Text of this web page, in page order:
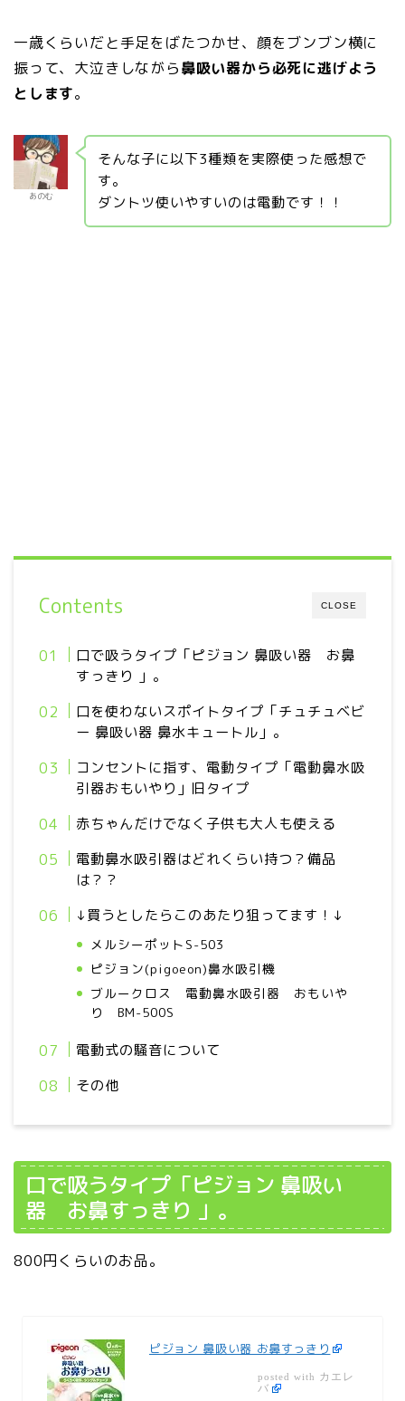
一歳くらいだと手足をばたつかせ、顔をブンブン横に
振って、大泣きしながら鼻吸い器から必死に逃げよう
とします。
あのむ
そんな子に以下3種類を実際使った感想で
す。
ダントツ使いやすいのは電動です！！
CLOSE
Contents
口で吸うタイプ「ピジョン 鼻吸い器 お鼻
すっきり 」。
口を使わないスポイトタイプ「チュチュベビ
ー 鼻吸い器 鼻水キュートル」。
コンセントに指す、電動タイプ「電動鼻水吸
引器おもいやり」旧タイプ
赤ちゃんだけでなく子供も大人も使える
電動鼻水吸引器はどれくらい持つ？備品
は？？
↓買うとしたらこのあたり狙ってます！↓
メルシーポットS-503
ピジョン(pigoeon)鼻水吸引機
ブルークロス 電動鼻水吸引器 おもいや
り BM-500S
電動式の騒音について
その他
口で吸うタイプ「ピジョン 鼻吸い
器 お鼻すっきり 」。
800円くらいのお品。
ピジョン 鼻吸い器 お鼻すっきり
posted with カエレ
バ